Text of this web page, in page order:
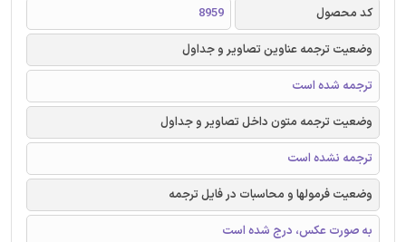
کد محصول
8959
وضعیت ترجمه عناوین تصاویر و جداول
ترجمه شده است
وضعیت ترجمه متون داخل تصاویر و جداول
ترجمه نشده است
وضعیت فرمولها و محاسبات در فایل ترجمه
به صورت عکس، درج شده است